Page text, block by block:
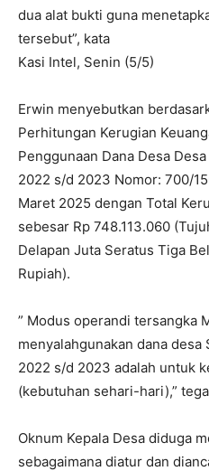
dua alat bukti guna
tersebut”, kata
Kasi Intel, Senin (5/5)
Erwin menyebutkan
Perhitungan Kerugian
Penggunaan Dana Desa
2022 s/d 2023 Nomor: 700/
Maret 2025 dengan Total
sebesar Rp 748.113.060
Delapan Juta Seratus Tiga
Rupiah).
” Modus operandi tersangka
menyalahgunakan dana desa
2022 s/d 2023 adalah untuk
(kebutuhan sehari-hari),”
Oknum Kepala Desa diduga
sebagaimana diatur dan